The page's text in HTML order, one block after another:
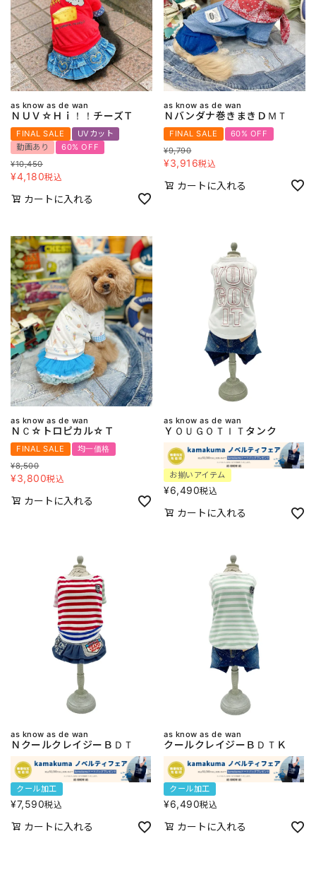
as know as de wan
ＮＵＶ☆Ｈｉ！！チーズＴ
FINAL SALE
UVカット
動画あり
60% OFF
¥10,450
¥4,180税込
カートに入れる
as know as de wan
Ｎバンダナ巻きまきＤＭＴ
FINAL SALE
60% OFF
¥9,790
¥3,916税込
カートに入れる
as know as de wan
ＮＣ☆トロピカル☆Ｔ
FINAL SALE
均一価格
¥8,500
¥3,800税込
カートに入れる
as know as de wan
ＹＯＵＧＯＴＩＴタンク
お揃いアイテム
¥6,490税込
カートに入れる
as know as de wan
ＮクールクレイジーＢＤＴ
クール加工
¥7,590税込
カートに入れる
as know as de wan
クールクレイジーＢＤＴＫ
クール加工
¥6,490税込
カートに入れる